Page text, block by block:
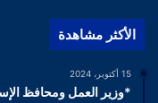
الأكثر مشاهدة
15 أكتوبر، 2024
*وزير العمل ومحافظ